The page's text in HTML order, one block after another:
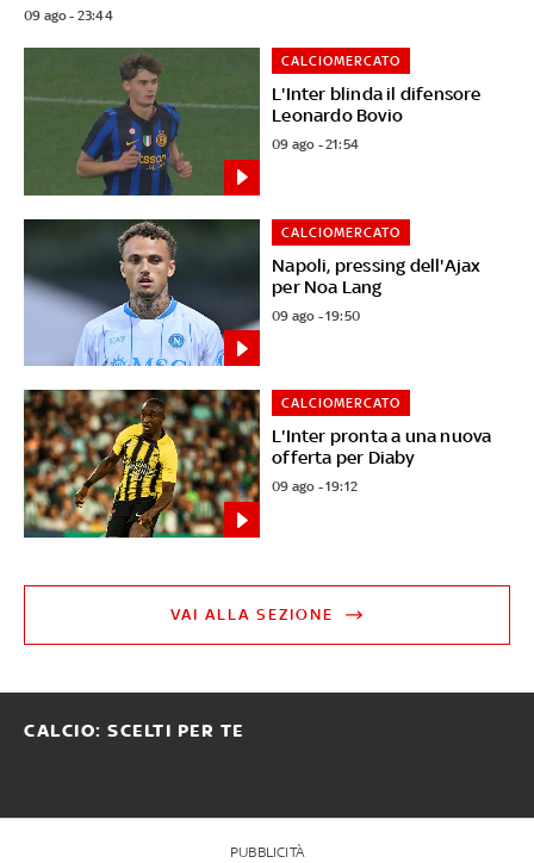
09 ago - 23:44
L'Inter blinda il difensore
Leonardo Bovio
CALCIOMERCATO
09 ago - 21:54
Napoli, pressing dell'Ajax
per Noa Lang
CALCIOMERCATO
09 ago - 19:50
L'Inter pronta a una nuova
offerta per Diaby
CALCIOMERCATO
09 ago - 19:12
VAI ALLA SEZIONE
CALCIO: SCELTI PER TE
PUBBLICITÀ